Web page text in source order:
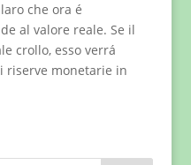
che ora é
al valore reale. Se il
crollo, esso verrá
monetarie in